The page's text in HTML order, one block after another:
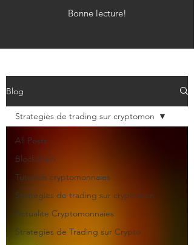
Bonne lecture!
Blog
All Posts
Blockchain
Tutoriels cryptomonnaies
Strategies de trading sur cryptomon
Actualite Cryptomonnaies
Strategies de Trading sur Crypto
Strategies de trading sur cryptomon